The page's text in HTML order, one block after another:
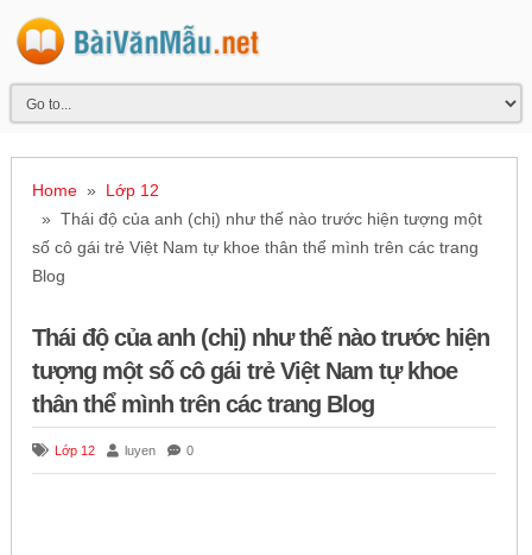
Home» Lớp 12
» Thái độ của anh (chị) như thế nào trước hiện tượng một
số cô gái trẻ Việt Nam tự khoe thân thể mình trên các trang
Blog
Thái độ của anh (chị) như thế nào trước hiện
tượng một số cô gái trẻ Việt Nam tự khoe
thân thể mình trên các trang Blog
Lớp 12 luyen 0